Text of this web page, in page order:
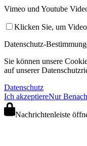
Vimeo und Youtube
Klicken Sie, um
Datenschutz-
Sie können unsere
auf unserer
Datenschutz
Ich akzeptiereNur
Nachrichtenleiste